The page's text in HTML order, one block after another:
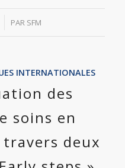
PAR SFM
INTERNATIONALES
des
soins en
deux